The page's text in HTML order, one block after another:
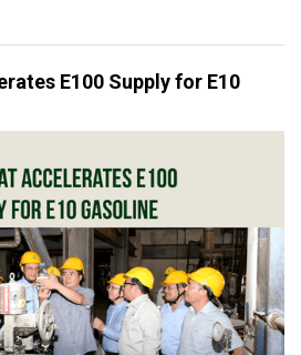
E100 Supply for E10